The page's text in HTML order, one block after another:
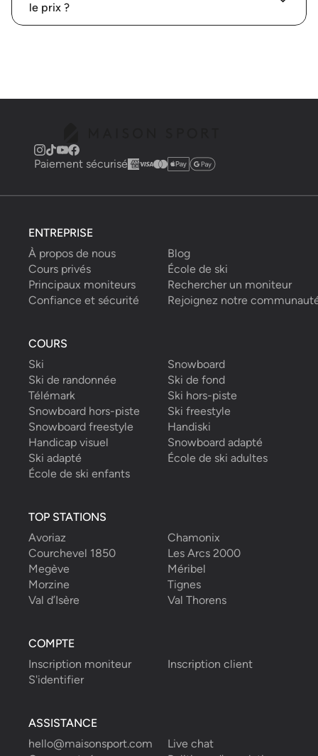
le prix ?
Paiement sécurisé
ENTREPRISE
À propos de nous
Blog
Cours privés
École de ski
Principaux moniteurs
Rechercher un moniteur
Confiance et sécurité
Rejoignez notre
COURS
Ski
Snowboard
Ski de randonnée
Ski de fond
Télémark
Ski hors-piste
Snowboard hors-piste
Ski freestyle
Snowboard freestyle
Handiski
Handicap visuel
Snowboard adapté
Ski adapté
École de ski adultes
École de ski enfants
TOP STATIONS
Avoriaz
Chamonix
Courchevel 1850
Les Arcs 2000
Megève
Méribel
Morzine
Tignes
Val d’Isère
Val Thorens
COMPTE
Inscription moniteur
Inscription client
S'identifier
ASSISTANCE
hello@maisonsport.com
Live chat